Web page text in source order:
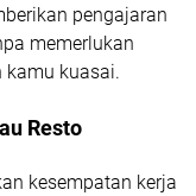
pengajaran
memerlukan
kamu kuasai.
Resto
kesempatan kerja